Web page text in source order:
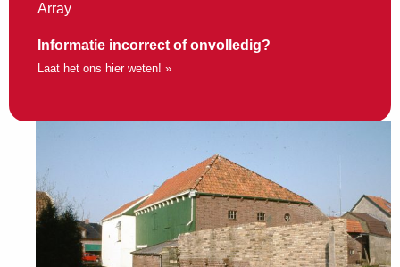
Array
Informatie incorrect of onvolledig?
Laat het ons hier weten! »